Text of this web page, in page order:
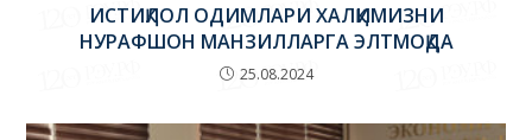
ИСТИҚЛОЛ ОДИМЛАРИ ХАЛҚИМИЗНИ
НУРАФШОН МАНЗИЛЛАРГА ЭЛТМОҚДА
25.08.2024